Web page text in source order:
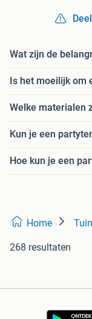
Wat zijn de
Is het moeilijk om
Welke materialen
Kun je een
Hoe kun je een
Home
268 resultaten